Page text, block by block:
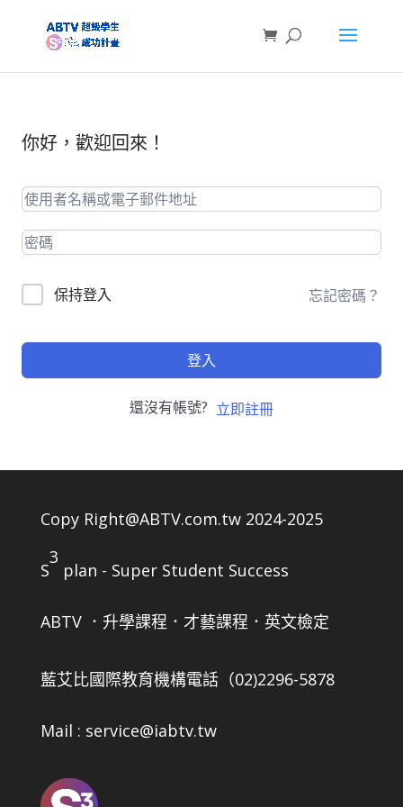
你好，歡迎回來！
保持登入 忘記密碼？
登入
還沒有帳號? 立即註冊
Copy Right@ABTV.com.tw 2024-2025
S
3
plan - Super Student Success
ABTV ．升學課程．才藝課程．英文檢定
藍艾比國際教育機構電話（02)2296-5878
Mail : service@iabtv.tw